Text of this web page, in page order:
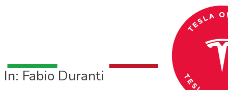
In: Fabio Duranti